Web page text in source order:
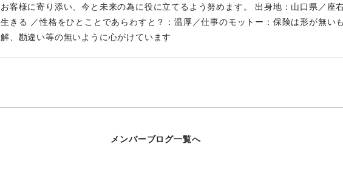
お客様に寄り添い、今と未来の為に役に立てるよう努めます。 出身地：山口県／座
生きる ／性格をひとことであらわすと？：温厚／仕事のモットー：保険は形が無い
解、勘違い等の無いように心がけています
メンバーブログ一覧へ